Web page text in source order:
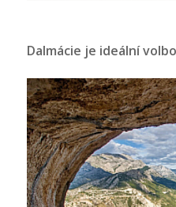
Dalmácie je ideální